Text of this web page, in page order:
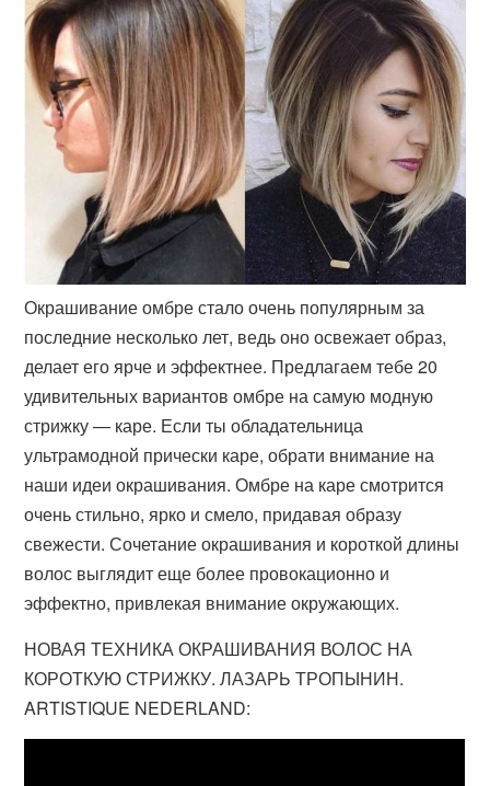
Окрашивание омбре стало очень популярным за
последние несколько лет, ведь оно освежает образ,
делает его ярче и эффектнее. Предлагаем тебе 20
удивительных вариантов омбре на самую модную
стрижку — каре. Если ты обладательница
ультрамодной прически каре, обрати внимание на
наши идеи окрашивания. Омбре на каре смотрится
очень стильно, ярко и смело, придавая образу
свежести. Сочетание окрашивания и короткой длины
волос выглядит еще более провокационно и
эффектно, привлекая внимание окружающих.
НОВАЯ ТЕХНИКА ОКРАШИВАНИЯ ВОЛОС НА
КОРОТКУЮ СТРИЖКУ. ЛАЗАРЬ ТРОПЫНИН.
ARTISTIQUE NEDERLAND: